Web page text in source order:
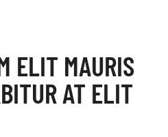
ELIT MAURIS
AT ELIT